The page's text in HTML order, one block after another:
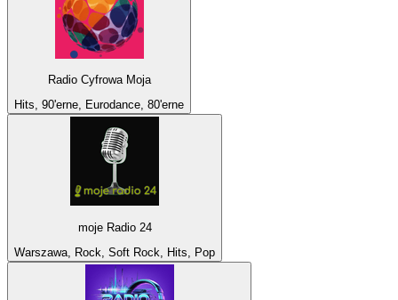
Radio Cyfrowa Moja
Hits, 90'erne, Eurodance, 80'erne
moje Radio 24
Warszawa, Rock, Soft Rock, Hits, Pop